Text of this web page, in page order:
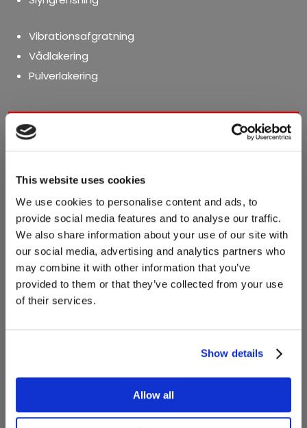
This website uses cookies
We use cookies to personalise content and ads, to
provide social media features and to analyse our traffic.
We also share information about your use of our site with
our social media, advertising and analytics partners who
may combine it with other information that you’ve
provided to them or that they’ve collected from your use
of their services.
Show details
Allow all
Vibrationsafgratning
Vådlakering
Pulverlakering​
Bliv kontaktet
Vi besvarer henvendelser hurtigst muligt.
​Felter markeret med * skal udfyldes.